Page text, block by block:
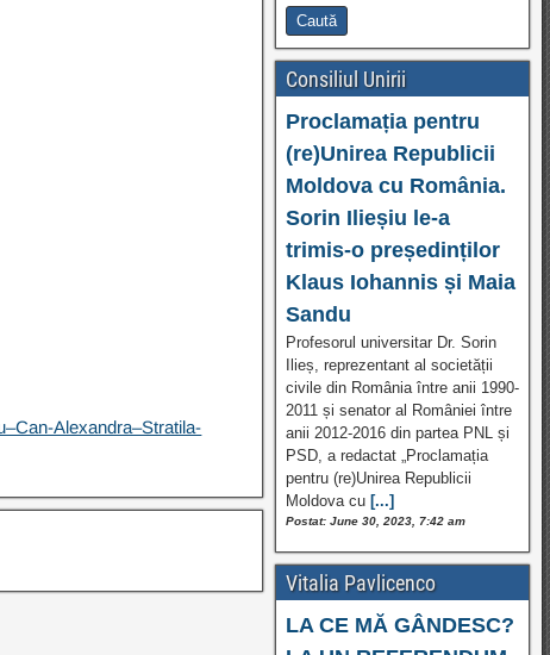
Alexandra–Stratila-
Consiliul Unirii
Proclamația pentru
(re)Unirea Republicii
Moldova cu România.
Sorin Ilieșiu le-a
trimis-o președinților
Klaus Iohannis și Maia
Sandu
Profesorul universitar Dr. Sorin
Ilieș, reprezentant al societății
civile din România între anii 1990-
2011 și senator al României între
anii 2012-2016 din partea PNL și
PSD, a redactat „Proclamația
pentru (re)Unirea Republicii
Moldova cu [...]
Postat: June 30, 2023, 7:42 am
Vitalia Pavlicenco
LA CE MĂ GÂNDESC?